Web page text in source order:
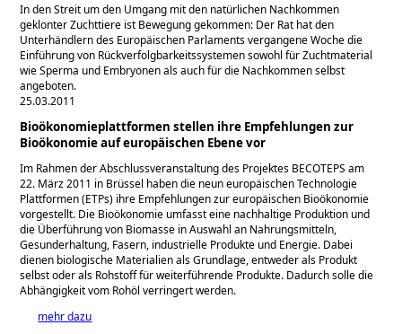
In den Streit um den Umgang mit den natürlichen Nachkommen
geklonter Zuchttiere ist Bewegung gekommen: Der Rat hat den
Unterhändlern des Europäischen Parlaments vergangene Woche die
Einführung von Rückverfolgbarkeitssystemen sowohl für Zuchtmaterial
wie Sperma und Embryonen als auch für die Nachkommen selbst
angeboten.
25.03.2011
Bioökonomieplattformen stellen ihre Empfehlungen zur
Bioökonomie auf europäischen Ebene vor
Im Rahmen der Abschlussveranstaltung des Projektes BECOTEPS am
22. März 2011 in Brüssel haben die neun europäischen Technologie
Plattformen (ETPs) ihre Empfehlungen zur europäischen Bioökonomie
vorgestellt. Die Bioökonomie umfasst eine nachhaltige Produktion und
die Überführung von Biomasse in Auswahl an Nahrungsmitteln,
Gesunderhaltung, Fasern, industrielle Produkte und Energie. Dabei
dienen biologische Materialien als Grundlage, entweder als Produkt
selbst oder als Rohstoff für weiterführende Produkte. Dadurch solle die
Abhängigkeit vom Rohöl verringert werden.
mehr dazu